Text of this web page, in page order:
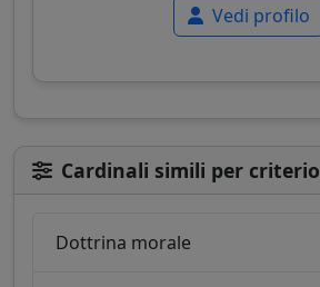
Vedi profilo
Cardinali simili per criterio
Dottrina morale